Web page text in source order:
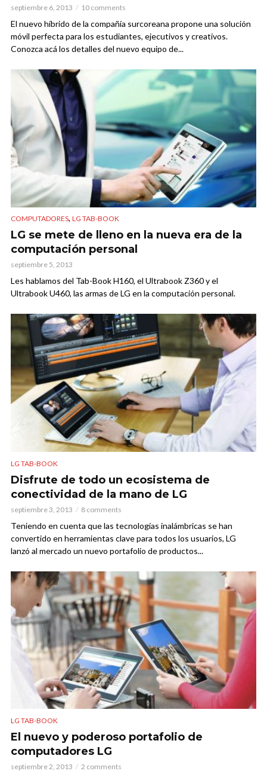
septiembre 6, 2013 10 comments
El nuevo híbrido de la compañía surcoreana propone una solución
móvil perfecta para los estudiantes, ejecutivos y creativos.
Conozca acá los detalles del nuevo equipo de...
COMPUTADORES, LG TAB-BOOK
LG se mete de lleno en la nueva era de la
computación personal
septiembre 5, 2013
Les hablamos del Tab-Book H160, el Ultrabook Z360 y el
Ultrabook U460, las armas de LG en la computación personal.
LG TAB-BOOK
Disfrute de todo un ecosistema de
conectividad de la mano de LG
septiembre 3, 2013 8 comments
Teniendo en cuenta que las tecnologías inalámbricas se han
convertido en herramientas clave para todos los usuarios, LG
lanzó al mercado un nuevo portafolio de productos...
LG TAB-BOOK
El nuevo y poderoso portafolio de
computadores LG
septiembre 2, 2013 2 comments